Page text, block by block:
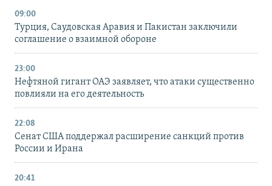
09:00
Турция, Саудовская Аравия и Пакистан заключили
соглашение о взаимной обороне
23:00
Нефтяной гигант ОАЭ заявляет, что атаки существенно
повлияли на его деятельность
22:08
Сенат США поддержал расширение санкций против
России и Ирана
20:41